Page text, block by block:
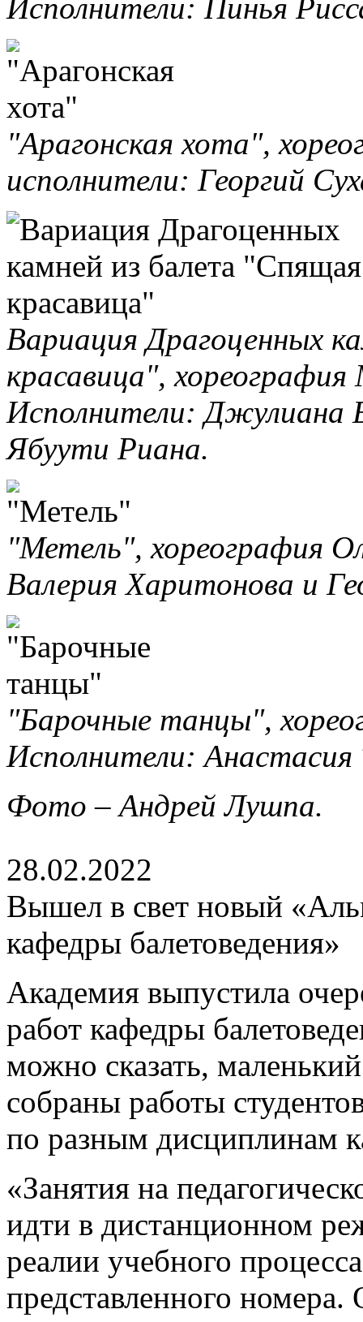
Исполнители: Пинья
"Арагонская хота",
исполнители: Георгий
Вариация Драгоценных
красавица",
Исполнители:
Ябуути Риана.
"Метель", хореография
Валерия Харитонова и
"Барочные танцы",
Исполнители:
Фото – Андрей Лушпа.
28.02.2022
Вышел в свет новый
кафедры балетоведения»
Академия выпустила
работ кафедры
можно сказать,
собраны работы
по разным дисциплинам
«Занятия на
идти в дистанционном
реалии учебного
представленного